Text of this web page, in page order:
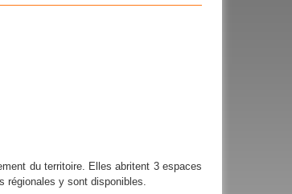
du territoire. Elles abritent 3 espaces
régionales y sont disponibles.